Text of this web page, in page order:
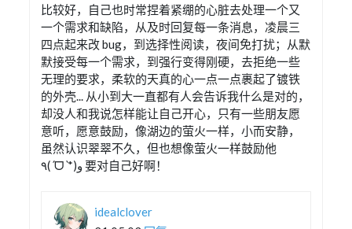
比较好，自己也时常捏着紧绷的心脏去处理一个又
一个需求和缺陷，从及时回复每一条消息，凌晨三
四点起来改 bug，到选择性阅读，夜间免打扰；从默
默接受每一个需求，到强行变得刚硬，去拒绝一些
无理的要求，柔软的天真的心一点一点裹起了镀铁
的外壳... 从小到大一直都有人会告诉我什么是对的，
却没人和我说怎样能让自己开心，只有一些朋友愿
意听，愿意鼓励，像湖边的萤火一样，小而安静，
虽然认识翠翠不久，但也想像萤火一样鼓励他
٩(ˊᗜˋ*)و 要对自己好啊！
idealclover